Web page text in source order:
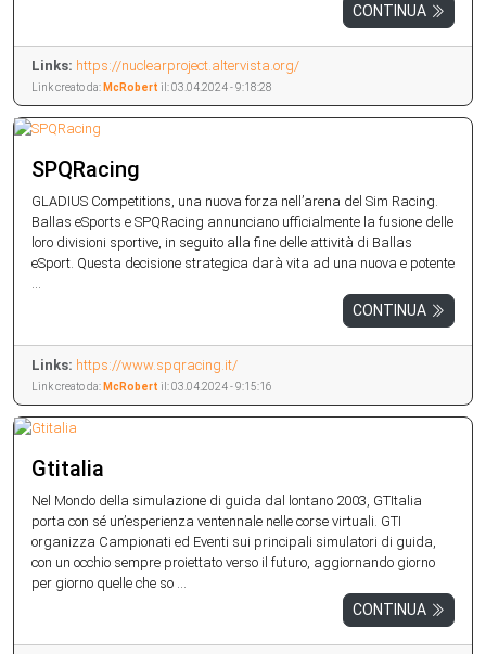
CONTINUA
Links: https://nuclearproject.altervista.org/
Link creato da: McRobert il: 03.04.2024 - 9:18:28
SPQRacing
GLADIUS Competitions, una nuova forza nell’arena del Sim Racing.
Ballas eSports e SPQRacing annunciano ufficialmente la fusione delle
loro divisioni sportive, in seguito alla fine delle attività di Ballas
eSport. Questa decisione strategica darà vita ad una nuova e potente
CONTINUA
Links: https://www.spqracing.it/
Link creato da: McRobert il: 03.04.2024 - 9:15:16
Gtitalia
Nel Mondo della simulazione di guida dal lontano 2003, GTItalia
porta con sé un’esperienza ventennale nelle corse virtuali. GTI
organizza Campionati ed Eventi sui principali simulatori di guida,
con un occhio sempre proiettato verso il futuro, aggiornando giorno
per giorno quelle che so ...
CONTINUA